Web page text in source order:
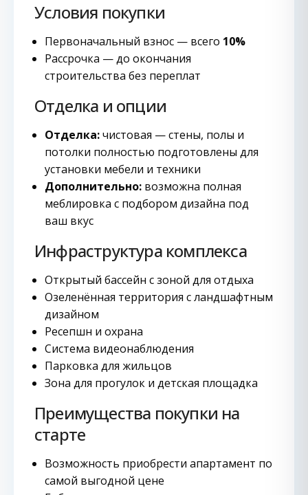
Условия покупки
Первоначальный взнос — всего 10%
Рассрочка — до окончания
строительства без переплат
Отделка и опции
Отделка:чистовая — стены, полы и
потолки полностью подготовлены для
установки мебели и техники
Дополнительно: возможна полная
меблировка с подбором дизайна под
ваш вкус
Инфраструктура комплекса
Открытый бассейн с зоной для отдыха
Озеленённая территория с ландшафтным
дизайном
Ресепшн и охрана
Система видеонаблюдения
Парковка для жильцов
Зона для прогулок и детская площадка
Преимущества покупки на
старте
Возможность приобрести апартамент по
самой выгодной цене